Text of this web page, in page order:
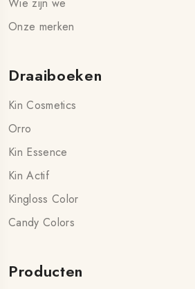
Onze merken
Draaiboeken
Kin Cosmetics
Orro
Kin Essence
Kin Actif
Kingloss Color
Candy Colors
Producten